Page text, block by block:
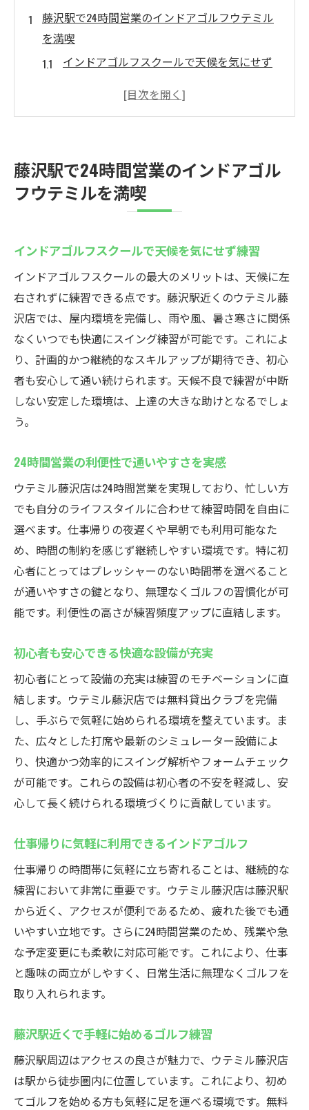
藤沢駅で24時間営業のインドアゴルフウテミル
を満喫
インドアゴルフスクールで天候を気にせず
24時間営業の利便性で通いやすさを実感
フ
藤沢駅近くで手軽に始めるゴルフ練習
初心者大歓迎！藤沢駅近くのインドアゴルフス
初心者向けレッスンが充実した環境を紹介
インドアゴルフスクールは手ぶらで通える
専門インストラクターによる丁寧な指導
安心して通えるサポート体制が魅力
初めてでも安心の無料貸出クラブ完備
藤沢駅近くでゴルフを始めるベストな選択
インドアゴルフスクールの通い放題が人気
月額制でコストを抑えて練習できる魅力
自分のペースでスキルアップ可能な環境
効率良く上達できる練習方法を解説
通い放題プランでゴルフを日課にする
藤沢駅で手軽に通えるお得なプラン
藤沢駅で手軽に始めるインドアゴルフの魅力
抜群
初心者でも始めやすいサポート体制が充実
手ぶらで参加できる無料貸出クラブの利点
インドアだから雨の日も安心して練習
シミュレーター完備で効率的な練習が可能
藤沢駅周辺でゴルフデビューするならここ
無料貸出クラブ完備の藤沢駅インドアゴルフス
インドアゴルフスクールの手軽さを体感
無料貸出クラブで気軽に始められる理由
初心者に優しい練習環境を紹介
手ぶらで通える利便性が魅力
クラブレンタルで毎回準備いらずの安心感
藤沢駅周辺で快適なゴルフライフを実現
24時間営業のインドアゴルフ：藤沢駅でスキル
アップ
インドアゴルフスクールなら深夜も利用可
時間を選ばず練習できる魅力を解説
忙しい社会人に最適な24時間営業の強み
藤沢駅で24時間営業のインドアゴル
フウテミルを満喫
インドアゴルフスクールで天候を気にせず練習
インドアゴルフスクールの最大のメリットは、天候に左
右されずに練習できる点です。藤沢駅近くのウテミル藤
沢店では、屋内環境を完備し、雨や風、暑さ寒さに関係
なくいつでも快適にスイング練習が可能です。これによ
り、計画的かつ継続的なスキルアップが期待でき、初心
者も安心して通い続けられます。天候不良で練習が中断
しない安定した環境は、上達の大きな助けとなるでしょ
う。
24時間営業の利便性で通いやすさを実感
ウテミル藤沢店は24時間営業を実現しており、忙しい方
でも自分のライフスタイルに合わせて練習時間を自由に
選べます。仕事帰りの夜遅くや早朝でも利用可能なた
め、時間の制約を感じず継続しやすい環境です。特に初
心者にとってはプレッシャーのない時間帯を選べること
が通いやすさの鍵となり、無理なくゴルフの習慣化が可
能です。利便性の高さが練習頻度アップに直結します。
初心者も安心できる快適な設備が充実
初心者にとって設備の充実は練習のモチベーションに直
結します。ウテミル藤沢店では無料貸出クラブを完備
し、手ぶらで気軽に始められる環境を整えています。ま
た、広々とした打席や最新のシミュレーター設備によ
り、快適かつ効率的にスイング解析やフォームチェック
が可能です。これらの設備は初心者の不安を軽減し、安
心して長く続けられる環境づくりに貢献しています。
仕事帰りに気軽に利用できるインドアゴルフ
仕事帰りの時間帯に気軽に立ち寄れることは、継続的な
練習において非常に重要です。ウテミル藤沢店は藤沢駅
から近く、アクセスが便利であるため、疲れた後でも通
いやすい立地です。さらに24時間営業のため、残業や急
な予定変更にも柔軟に対応可能です。これにより、仕事
と趣味の両立がしやすく、日常生活に無理なくゴルフを
取り入れられます。
藤沢駅近くで手軽に始めるゴルフ練習
藤沢駅周辺はアクセスの良さが魅力で、ウテミル藤沢店
は駅から徒歩圏内に位置しています。これにより、初め
てゴルフを始める方も気軽に足を運べる環境です。無料